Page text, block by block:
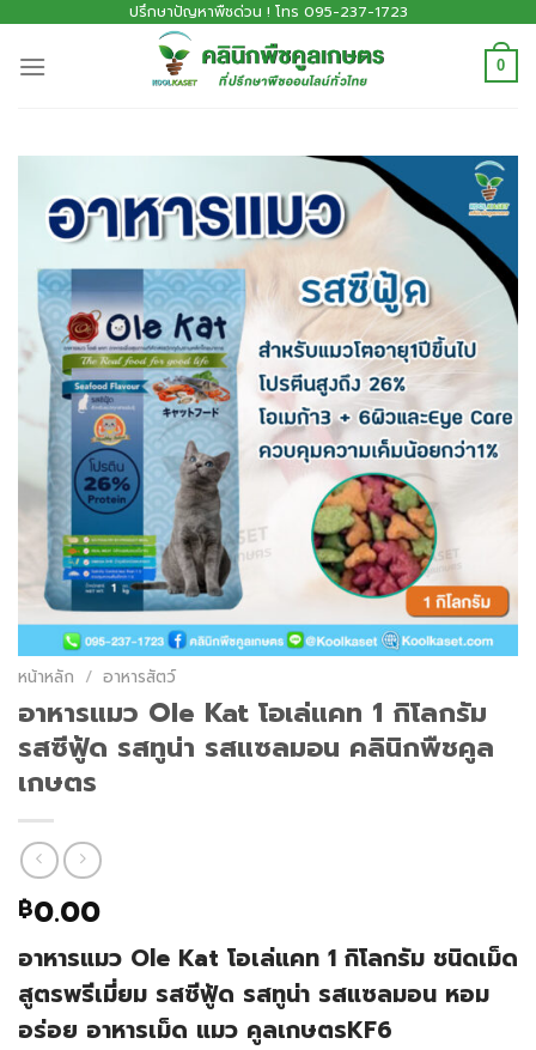
ปรึกษาปัญหาพืชด่วน ! โทร 095-237-1723
0
หน้าหลัก / อาหารสัตว์
อาหารแมว Ole Kat โอเล่แคท 1 กิโลกรัม
รสซีฟู้ด รสทูน่า รสแซลมอน คลินิกพืชคูล
เกษตร
฿0.00
อาหารแมว Ole Kat โอเล่แคท 1 กิโลกรัม ชนิดเม็ด
สูตรพรีเมี่ยม รสซีฟู้ด รสทูน่า รสแซลมอน หอม
อร่อย อาหารเม็ด แมว คูลเกษตรKF6